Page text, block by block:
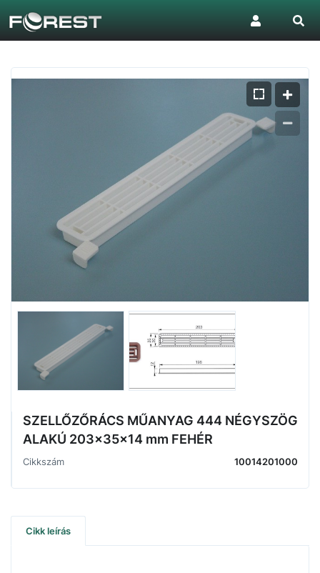
SZELLŐZŐRÁCS MŰANYAG 444 NÉGYSZÖG
ALAKÚ 203x35x14 mm FEHÉR
Cikkszám 10014201000
Cikk leírás